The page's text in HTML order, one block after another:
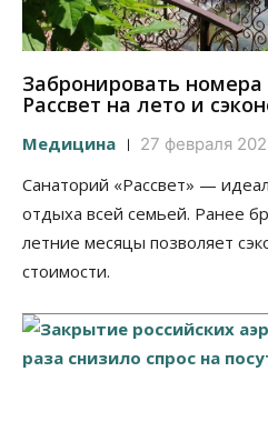
Забронировать номера
Рассвет на лето и
Медицина 27 февраля
Санаторий «Рассвет» —
отдыха всей семьей. Ранее
летние месяцы позволяет
стоимости.